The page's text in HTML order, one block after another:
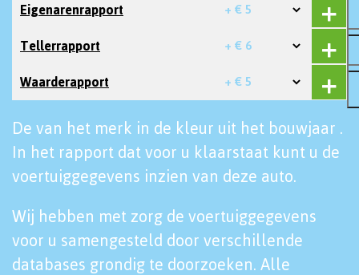
Eigenarenrapport + € 5
Tellerrapport + € 6
Waarderapport + € 5
De van het merk in de kleur uit het bouwjaar .
In het rapport dat voor u klaarstaat kunt u de
voertuiggegevens inzien van deze auto.
Wij hebben met zorg de voertuiggegevens
voor u samengesteld door verschillende
databases grondig te doorzoeken. Alle